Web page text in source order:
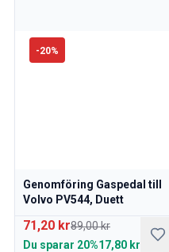
-20%
Genomföring Gaspedal till
Volvo PV544, Duett
71,20 kr89,00 kr
Du sparar 20%17,80 kr